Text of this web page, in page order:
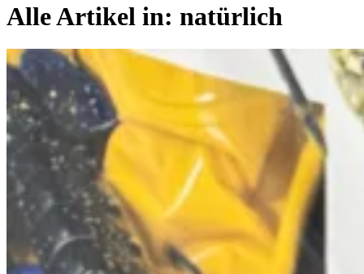
Alle Artikel in: natürlich